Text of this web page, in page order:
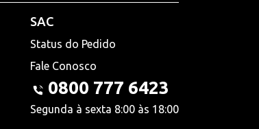
SAC
Status do Pedido
Fale Conosco
0800 777 6423
Segunda à sexta 8:00 às 18:00